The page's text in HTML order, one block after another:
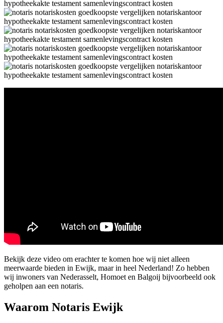
Bekijk deze video om erachter te komen hoe wij niet alleen
meerwaarde bieden in Ewijk, maar in heel Nederland! Zo hebben
wij inwoners van Nederasselt, Homoet en Balgoij bijvoorbeeld ook
geholpen aan een notaris.
Waarom Notaris Ewijk